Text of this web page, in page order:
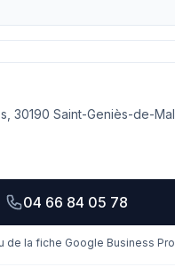
30190 Saint-Geniès-de-
04 66 84 05 78
de la fiche Google Business